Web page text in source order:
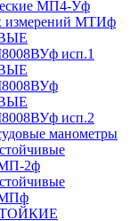
МП4-Уф
измерений МТИф
исп.1
исп.2
манометры
МП-2ф
МПф